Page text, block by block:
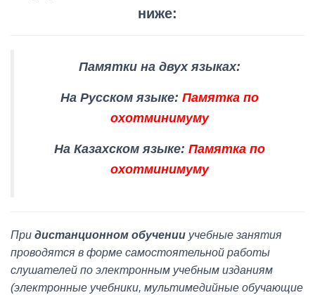
ниже:
Памятки на двух языках:
На Русском языке: Памятка по
охотминимуму
На Казахском языке: Памятка по
охотминимуму
При дистанционном обучении учебные занятия
проводятся в форме самостоятельной работы
слушателей по электронным учебным изданиям
(электронные учебники, мультимедийные обучающие